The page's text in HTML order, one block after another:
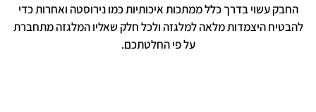
החבק עשוי בדרך כלל ממתכות איכותיות כמו נירוסטה ואחרות כדי
להבטיח היצמדות מלאה למלגזה ולכל חלק שאליו המלגזה מתחברת
על פי החלטתכם.